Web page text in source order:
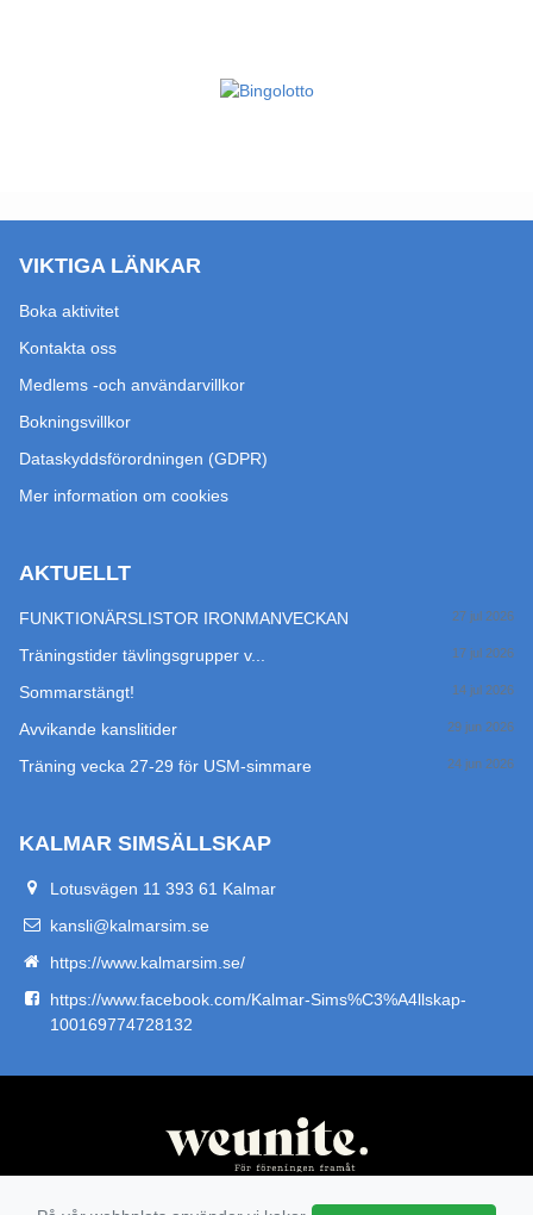
VIKTIGA LÄNKAR
Boka aktivitet
Kontakta oss
Medlems -och användarvillkor
Bokningsvillkor
Dataskyddsförordningen (GDPR)
Mer information om cookies
AKTUELLT
FUNKTIONÄRSLISTOR IRONMANVECKAN 27 jul 2026
Träningstider tävlingsgrupper v... 17 jul 2026
Sommarstängt! 14 jul 2026
Avvikande kanslitider 29 jun 2026
Träning vecka 27-29 för USM-simmare 24 jun 2026
KALMAR SIMSÄLLSKAP
Lotusvägen 11 393 61 Kalmar
kansli@kalmarsim.se
https://www.kalmarsim.se/
https://www.facebook.com/Kalmar-Sims%C3%A4llskap-
100169774728132